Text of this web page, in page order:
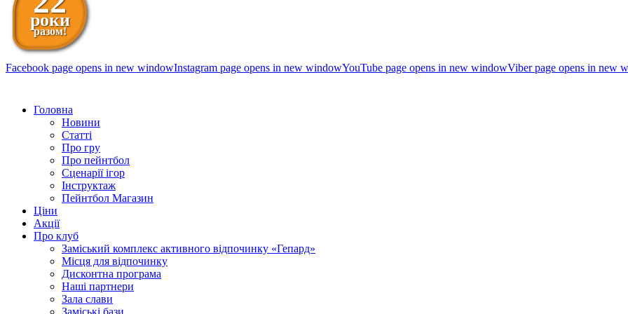
роки
разом!
Facebook page opens in new windowInstagram page opens in new windowYouTube page opens in new windowViber page opens in new
Головна
Новини
Статті
Про гру
Про пейнтбол
Сценарії ігор
Інструктаж
Пейнтбол Магазин
Ціни
Акції
Про клуб
Заміський комплекс активного відпочинку «Гепард»
Місця для відпочинку
Дисконтна програма
Наші партнери
Зала слави
Заміські бази